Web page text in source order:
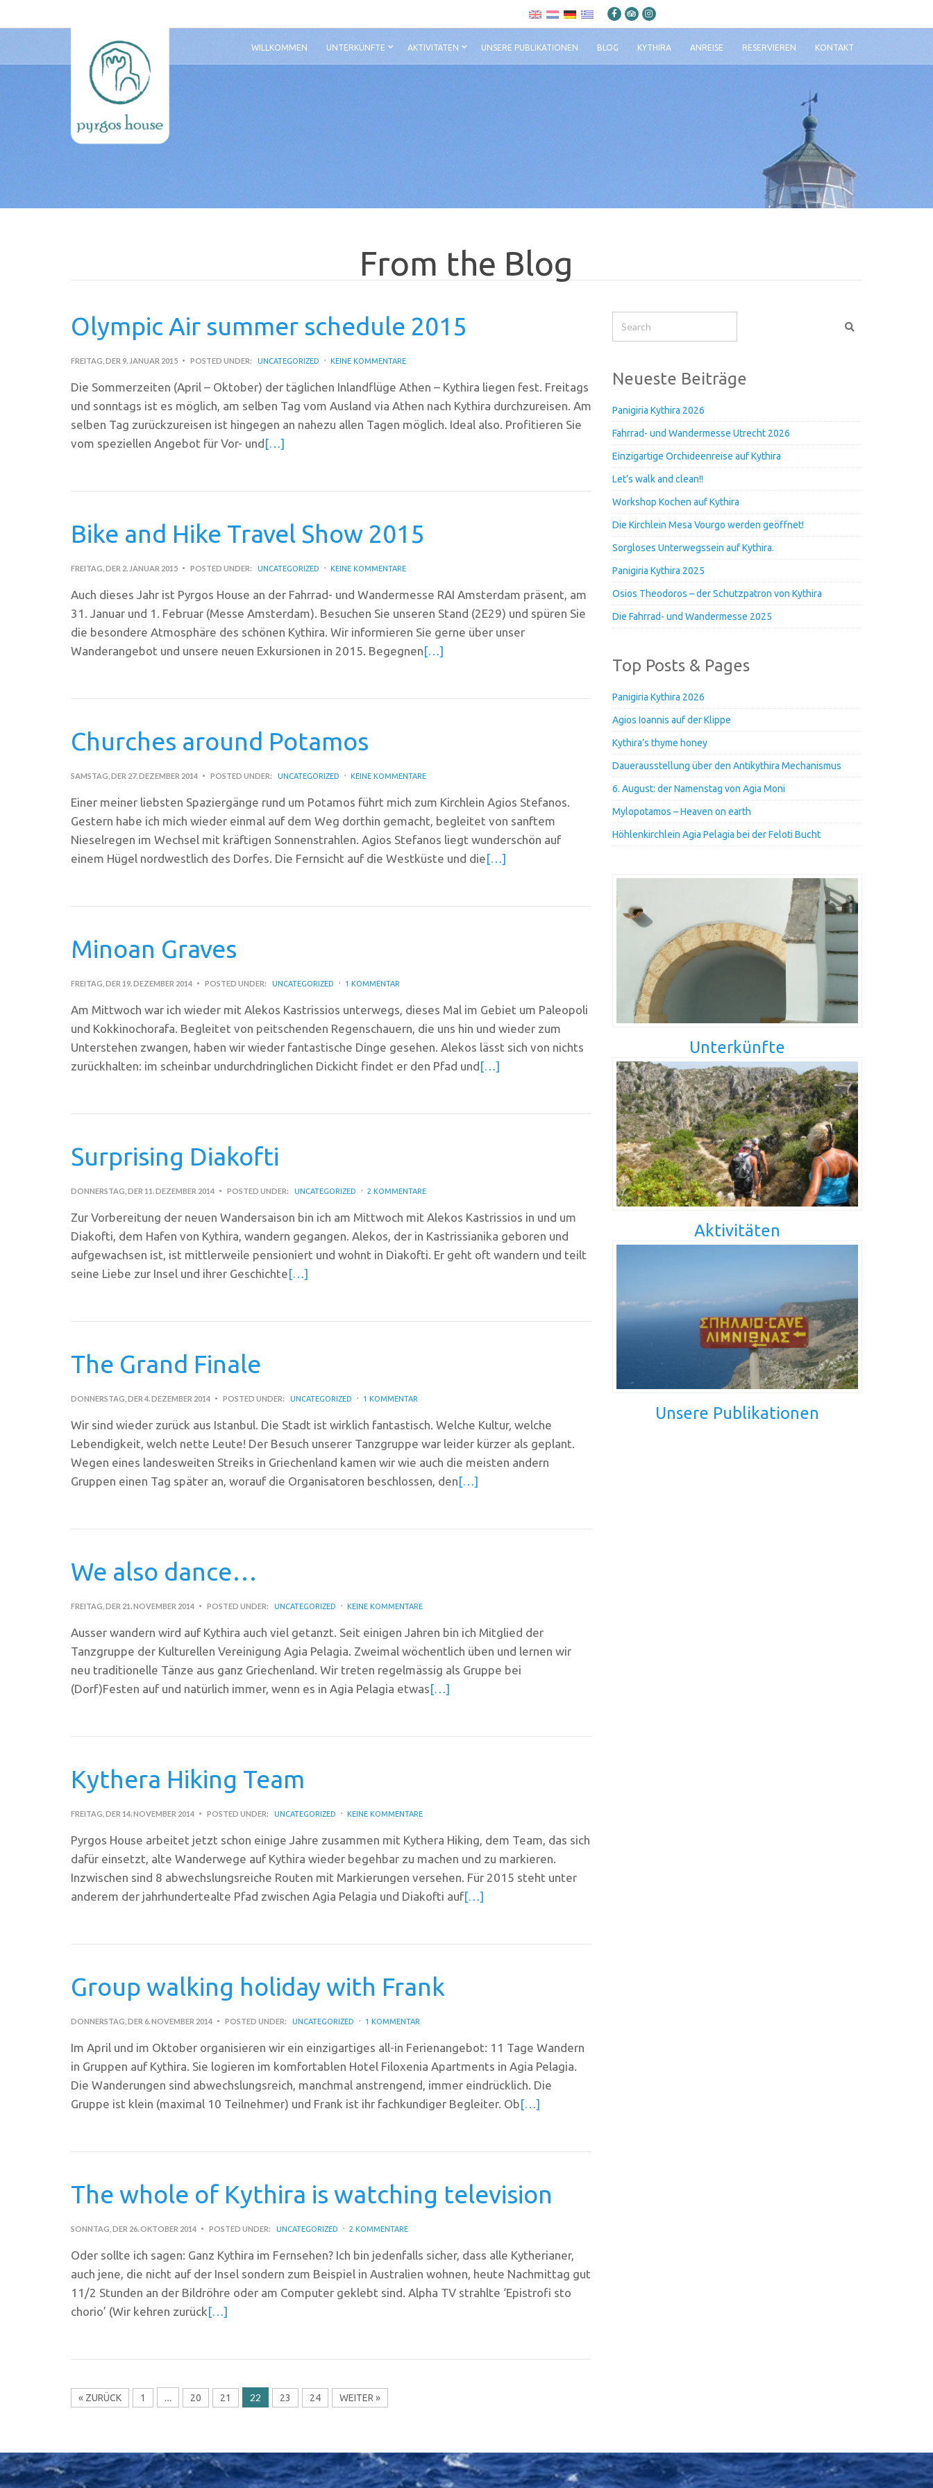
WILLKOMMEN UNTERKÜNFTE AKTIVITÄTEN UNSERE PUBLIKATIONEN BLOG KYTHIRA ANREISE RESERVIEREN KONTAKT
From the Blog
Olympic Air summer schedule 2015
FREITAG, DER 9. JANUAR 2015 POSTED UNDER: UNCATEGORIZED KEINE KOMMENTARE
Die Sommerzeiten (April – Oktober) der täglichen Inlandflüge Athen – Kythira liegen fest. Freitags
und sonntags ist es möglich, am selben Tag vom Ausland via Athen nach Kythira durchzureisen. Am
selben Tag zurückzureisen ist hingegen an nahezu allen Tagen möglich. Ideal also. Profitieren Sie
vom speziellen Angebot für Vor- und[…]
Bike and Hike Travel Show 2015
FREITAG, DER 2. JANUAR 2015 POSTED UNDER: UNCATEGORIZED KEINE KOMMENTARE
Auch dieses Jahr ist Pyrgos House an der Fahrrad- und Wandermesse RAI Amsterdam präsent, am
31. Januar und 1. Februar (Messe Amsterdam). Besuchen Sie unseren Stand (2E29) und spüren Sie
die besondere Atmosphäre des schönen Kythira. Wir informieren Sie gerne über unser
Wanderangebot und unsere neuen Exkursionen in 2015. Begegnen[…]
Churches around Potamos
SAMSTAG, DER 27. DEZEMBER 2014 POSTED UNDER: UNCATEGORIZED KEINE KOMMENTARE
Einer meiner liebsten Spaziergänge rund um Potamos führt mich zum Kirchlein Agios Stefanos.
Gestern habe ich mich wieder einmal auf dem Weg dorthin gemacht, begleitet von sanftem
Nieselregen im Wechsel mit kräftigen Sonnenstrahlen. Agios Stefanos liegt wunderschön auf
einem Hügel nordwestlich des Dorfes. Die Fernsicht auf die Westküste und die[…]
Minoan Graves
FREITAG, DER 19. DEZEMBER 2014 POSTED UNDER: UNCATEGORIZED 1 KOMMENTAR
Am Mittwoch war ich wieder mit Alekos Kastrissios unterwegs, dieses Mal im Gebiet um Paleopoli
und Kokkinochorafa. Begleitet von peitschenden Regenschauern, die uns hin und wieder zum
Unterstehen zwangen, haben wir wieder fantastische Dinge gesehen. Alekos lässt sich von nichts
zurückhalten: im scheinbar undurchdringlichen Dickicht findet er den Pfad und[…]
Surprising Diakofti
DONNERSTAG, DER 11. DEZEMBER 2014 POSTED UNDER: UNCATEGORIZED 2 KOMMENTARE
Zur Vorbereitung der neuen Wandersaison bin ich am Mittwoch mit Alekos Kastrissios in und um
Diakofti, dem Hafen von Kythira, wandern gegangen. Alekos, der in Kastrissianika geboren und
aufgewachsen ist, ist mittlerweile pensioniert und wohnt in Diakofti. Er geht oft wandern und teilt
seine Liebe zur Insel und ihrer Geschichte[…]
The Grand Finale
DONNERSTAG, DER 4. DEZEMBER 2014 POSTED UNDER: UNCATEGORIZED 1 KOMMENTAR
Wir sind wieder zurück aus Istanbul. Die Stadt ist wirklich fantastisch. Welche Kultur, welche
Lebendigkeit, welch nette Leute! Der Besuch unserer Tanzgruppe war leider kürzer als geplant.
Wegen eines landesweiten Streiks in Griechenland kamen wir wie auch die meisten andern
Gruppen einen Tag später an, worauf die Organisatoren beschlossen, den[…]
We also dance…
FREITAG, DER 21. NOVEMBER 2014 POSTED UNDER: UNCATEGORIZED KEINE KOMMENTARE
Ausser wandern wird auf Kythira auch viel getanzt. Seit einigen Jahren bin ich Mitglied der
Tanzgruppe der Kulturellen Vereinigung Agia Pelagia. Zweimal wöchentlich üben und lernen wir
neu traditionelle Tänze aus ganz Griechenland. Wir treten regelmässig als Gruppe bei
(Dorf)Festen auf und natürlich immer, wenn es in Agia Pelagia etwas[…]
Kythera Hiking Team
FREITAG, DER 14. NOVEMBER 2014 POSTED UNDER: UNCATEGORIZED KEINE KOMMENTARE
Pyrgos House arbeitet jetzt schon einige Jahre zusammen mit Kythera Hiking, dem Team, das sich
dafür einsetzt, alte Wanderwege auf Kythira wieder begehbar zu machen und zu markieren.
Inzwischen sind 8 abwechslungsreiche Routen mit Markierungen versehen. Für 2015 steht unter
anderem der jahrhundertealte Pfad zwischen Agia Pelagia und Diakofti auf[…]
Group walking holiday with Frank
DONNERSTAG, DER 6. NOVEMBER 2014 POSTED UNDER: UNCATEGORIZED 1 KOMMENTAR
Im April und im Oktober organisieren wir ein einzigartiges all-in Ferienangebot: 11 Tage Wandern
in Gruppen auf Kythira. Sie logieren im komfortablen Hotel Filoxenia Apartments in Agia Pelagia.
Die Wanderungen sind abwechslungsreich, manchmal anstrengend, immer eindrücklich. Die
Gruppe ist klein (maximal 10 Teilnehmer) und Frank ist ihr fachkundiger Begleiter. Ob[…]
The whole of Kythira is watching television
SONNTAG, DER 26. OKTOBER 2014 POSTED UNDER: UNCATEGORIZED 2 KOMMENTARE
Oder sollte ich sagen: Ganz Kythira im Fernsehen? Ich bin jedenfalls sicher, dass alle Kytherianer,
auch jene, die nicht auf der Insel sondern zum Beispiel in Australien wohnen, heute Nachmittag gut
11/2 Stunden an der Bildröhre oder am Computer geklebt sind. Alpha TV strahlte ‘Epistrofi sto
chorio’ (Wir kehren zurück[…]
« ZURÜCK 1 … 20 21 22 23 24 WEITER »
Neueste Beiträge
Panigiria Kythira 2026
Fahrrad- und Wandermesse Utrecht 2026
Einzigartige Orchideenreise auf Kythira
Let’s walk and clean!!
Workshop Kochen auf Kythira
Die Kirchlein Mesa Vourgo werden geöffnet!
Sorgloses Unterwegssein auf Kythira.
Panigiria Kythira 2025
Osios Theodoros – der Schutzpatron von Kythira
Die Fahrrad- und Wandermesse 2025
Top Posts & Pages
Panigiria Kythira 2026
Agios Ioannis auf der Klippe
Kythira’s thyme honey
Dauerausstellung über den Antikythira Mechanismus
6. August: der Namenstag von Agia Moni
Mylopotamos – Heaven on earth
Höhlenkirchlein Agia Pelagia bei der Feloti Bucht
Unterkünfte
Aktivitäten
Unsere Publikationen